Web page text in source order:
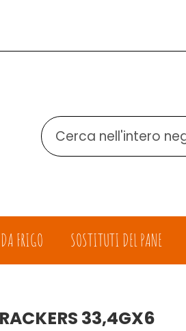
Cerca
Prodotto
FRIGO SOSTITUTI DEL PANE
33,4GX6